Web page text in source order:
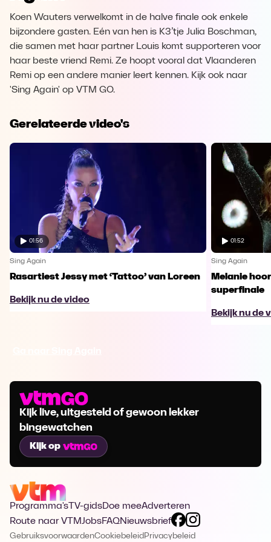
Koen Wauters verwelkomt in de halve finale ook enkele
bijzondere gasten. Eén van hen is K3’tje Julia Boschman,
die samen met haar partner Louis komt supporteren voor
haar beste vriend Remi. Ze hoopt vooral dat Vlaanderen
Remi op een andere manier leert kennen. Kijk ook naar
'Sing Again' op VTM GO.
Gerelateerde video's
01:56
Sing Again
Rasartiest Jessy met ‘Tattoo’ van Loreen
Bekijk nu de video
01:52
Sing Again
Melanie
superfinale
Bekijk nu de
Kijk live, uitgesteld of gewoon lekker
bingewatchen
Kijk op
Programma's TV-gidsDoe meeAdverteren
Route naar VTMJobsFAQNieuwsbrief
GebruiksvoorwaardenCookiebeleid Privacybeleid